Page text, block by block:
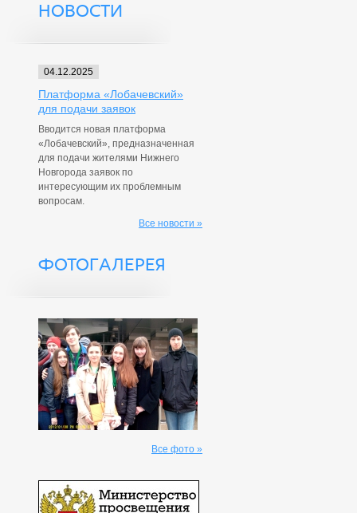
НОВОСТИ
04.12.2025
Платформа «Лобачевский»
для подачи заявок
Вводится новая платформа
«Лобачевский», предназначенная
для подачи жителями Нижнего
Новгорода заявок по
интересующим их проблемным
вопросам.
Все новости »
ФОТОГАЛЕРЕЯ
Все фото »